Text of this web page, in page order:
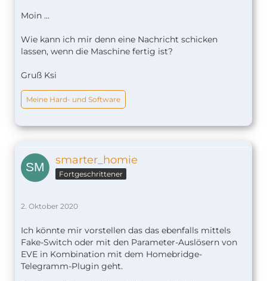
Moin ...
Wie kann ich mir denn eine Nachricht schicken
lassen, wenn die Maschine fertig ist?
Gruß Ksi
Meine Hard- und Software
smarter_homie
Fortgeschrittener
2. Oktober 2020
Ich könnte mir vorstellen das das ebenfalls mittels
Fake-Switch oder mit den Parameter-Auslösern von
EVE in Kombination mit dem Homebridge-
Telegramm-Plugin geht.